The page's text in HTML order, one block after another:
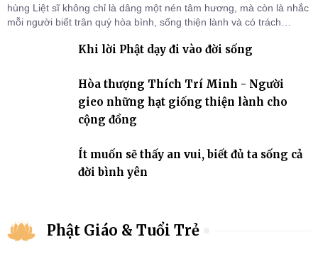
hùng Liệt sĩ không chỉ là dâng một nén tâm hương, mà còn là nhắc
mỗi người biết trân quý hòa bình, sống thiện lành và có trách
Khi lời Phật dạy đi vào đời sống
Hòa thượng Thích Trí Minh - Người
gieo những hạt giống thiện lành cho
cộng đồng
Ít muốn sẽ thấy an vui, biết đủ ta sống cả
đời bình yên
Phật Giáo & Tuổi Trẻ